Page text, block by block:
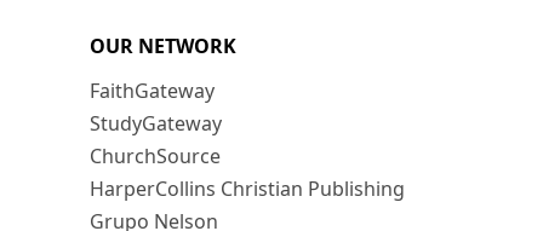
OUR NETWORK
FaithGateway
StudyGateway
ChurchSource
HarperCollins Christian Publishing
Grupo Nelson